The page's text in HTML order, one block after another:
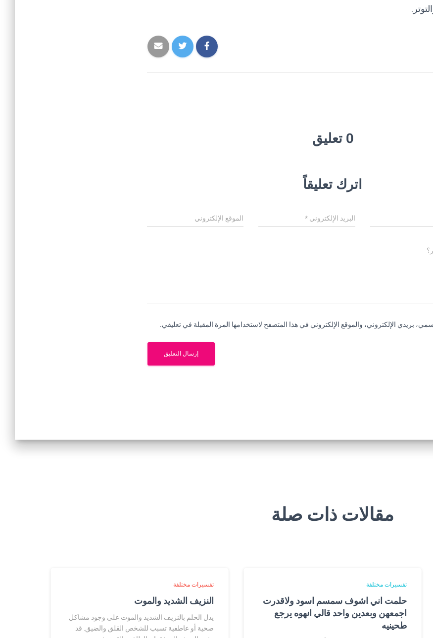
0 تعليق
اترك تعليقاً
البريد الإلكتروني* الموقع الإلكتروني
بريدي الإلكتروني، والموقع الإلكتروني في هذا المتصفح لاستخدامها المرة المقبلة في تعليقي.
مقالات ذات صلة
تفسيرات مختلفة
حلمت اني اشوف سمسم اسود ولاقدرت
اجمعهن وبعدين واحد قالي انهوه يرجع
طحينيه
تفسيرات مختلفة
النزيف الشديد والموت
يدل الحلم بالنزيف الشديد والموت على وجود مشاكل
صحية أو عاطفية تسبب للشخص القلق والضيق. قد